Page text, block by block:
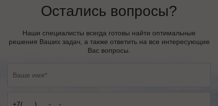
Остались вопросы?
Наши специалисты всегда готовы найти оптимальные
решения Ваших задач, а также ответить на все интересующие
Вас вопросы.